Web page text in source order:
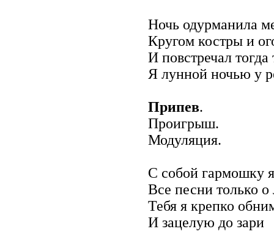
Ночь одурманила
Кругом костры и
И повстречал тогда
Я лунной ночью у
Припев.
Проигрыш.
Модуляция.
С собой гармошку
Все песни только
Тебя я крепко
И зацелую до зари